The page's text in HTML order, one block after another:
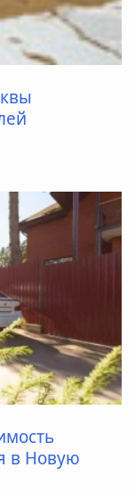
в Новую